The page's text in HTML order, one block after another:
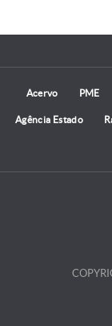
Acervo PME
Agência Estado